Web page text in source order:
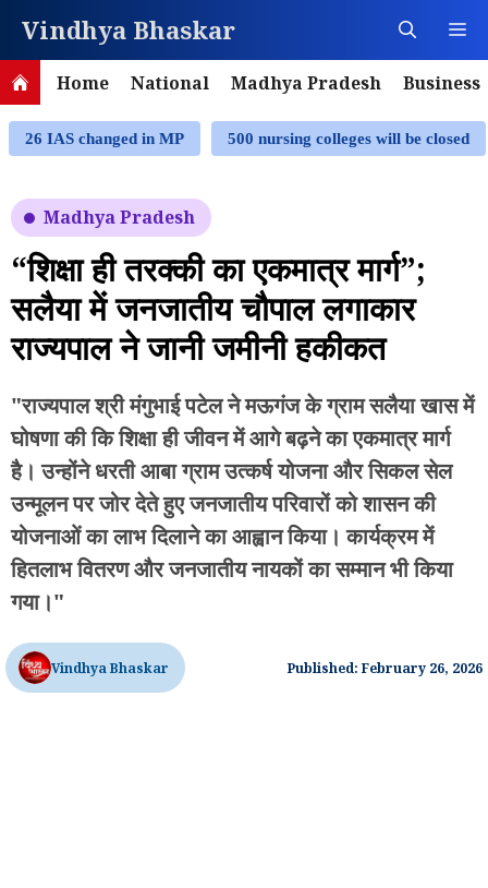
content
Vindhya Bhaskar
Home National Madhya Pradesh Business
26 IAS changed in MP 500 nursing colleges will be closed
Madhya Pradesh
“शिक्षा ही तरक्की का एकमात्र मार्ग”;
सलैया में जनजातीय चौपाल लगाकार
राज्यपाल ने जानी जमीनी हकीकत
"राज्यपाल श्री मंगुभाई पटेल ने मऊगंज के ग्राम सलैया खास में
घोषणा की कि शिक्षा ही जीवन में आगे बढ़ने का एकमात्र मार्ग
है। उन्होंने धरती आबा ग्राम उत्कर्ष योजना और सिकल सेल
उन्मूलन पर जोर देते हुए जनजातीय परिवारों को शासन की
योजनाओं का लाभ दिलाने का आह्वान किया। कार्यक्रम में
हितलाभ वितरण और जनजातीय नायकों का सम्मान भी किया
गया।"
Vindhya Bhaskar Published: February 26, 2026